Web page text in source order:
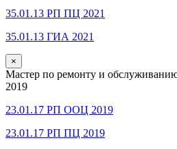
35.01.13 РП ПЦ 2021
35.01.13 ГИА 2021
×
Мастер по ремонту и
2019
23.01.17 РП ООЦ 2019
23.01.17 РП ПЦ 2019